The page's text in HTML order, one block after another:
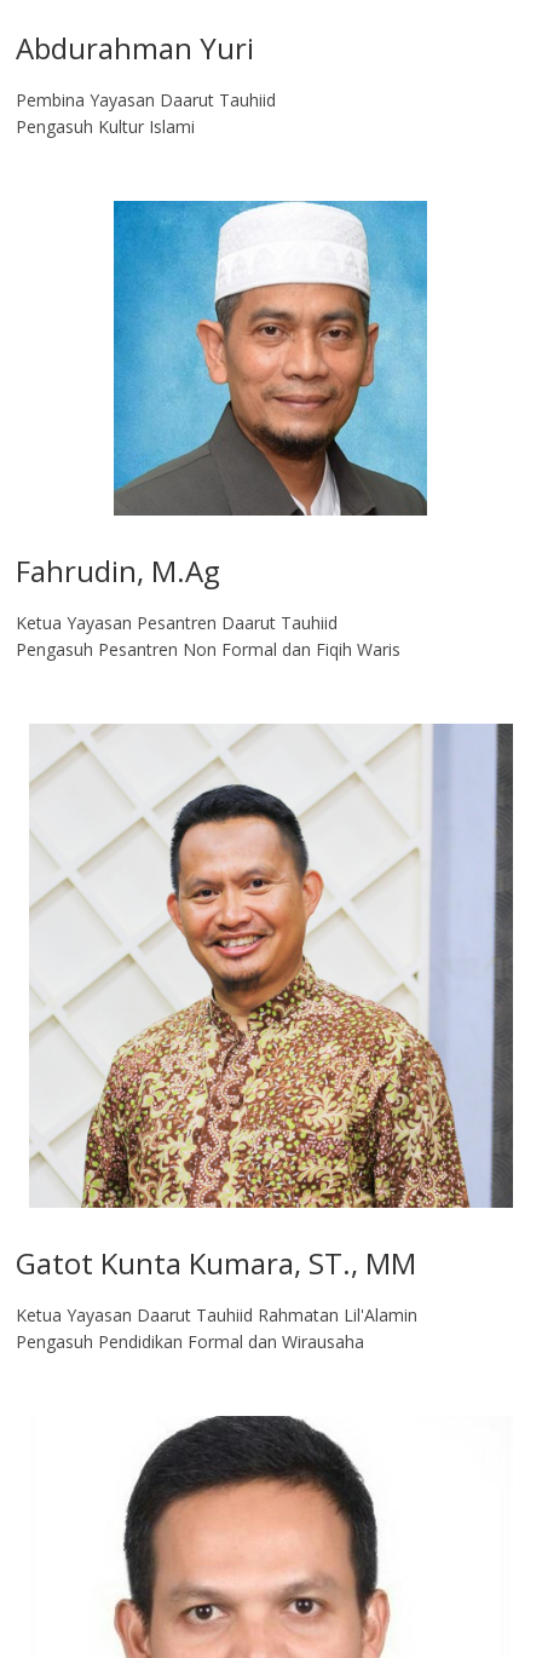
Abdurahman Yuri
Pembina Yayasan Daarut Tauhiid
Pengasuh Kultur Islami
Fahrudin, M.Ag​
Ketua Yayasan Pesantren Daarut Tauhiid
Pengasuh Pesantren Non Formal dan Fiqih Waris
Gatot Kunta Kumara, ST., MM
Ketua Yayasan Daarut Tauhiid Rahmatan Lil'Alamin
Pengasuh Pendidikan Formal dan Wirausaha